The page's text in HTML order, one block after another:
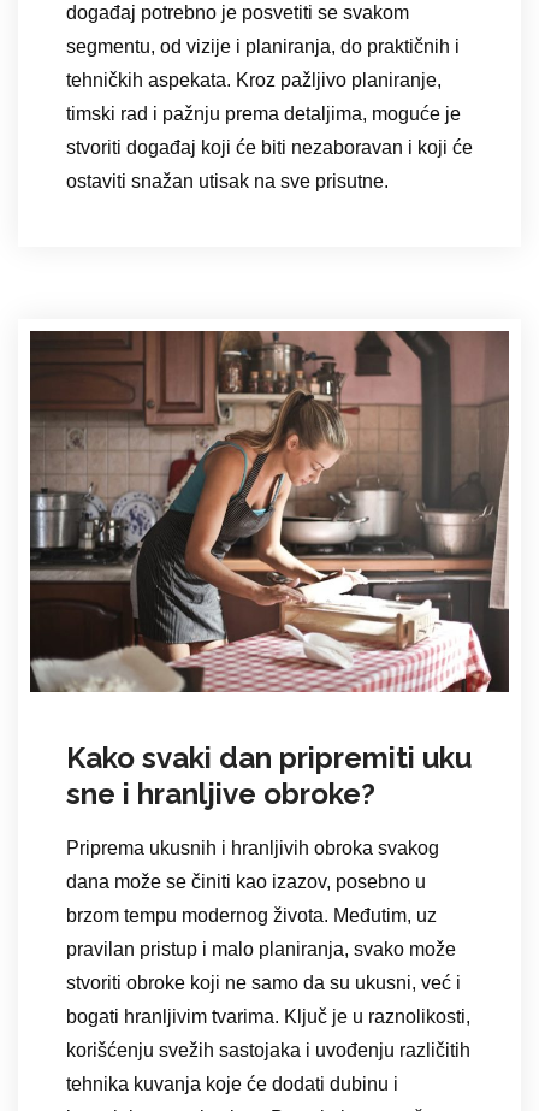
događaj potrebno je posvetiti se svakom
segmentu, od vizije i planiranja, do praktičnih i
tehničkih aspekata. Kroz pažljivo planiranje,
timski rad i pažnju prema detaljima, moguće je
stvoriti događaj koji će biti nezaboravan i koji će
ostaviti snažan utisak na sve prisutne.
Kako svaki dan pripremiti uku
sne i hranljive obroke?
Priprema ukusnih i hranljivih obroka svakog
dana može se činiti kao izazov, posebno u
brzom tempu modernog života. Međutim, uz
pravilan pristup i malo planiranja, svako može
stvoriti obroke koji ne samo da su ukusni, već i
bogati hranljivim tvarima. Ključ je u raznolikosti,
korišćenju svežih sastojaka i uvođenju različitih
tehnika kuvanja koje će dodati dubinu i